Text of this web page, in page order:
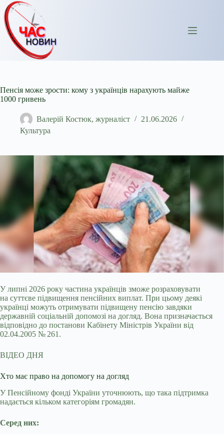
Перейти
до
вмісту
Пенсія може зрости: кому з українців нарахують майже
1000 гривень
Валерій Костюк, журналіст
21.06.2026
Культура
У липні 2026 року частина українців зможе розраховувати
на суттєве підвищення пенсійних виплат. При цьому деякі
українці можуть отримувати підвищену пенсію завдяки
державній соціальній допомозі на догляд. Вона призначається
відповідно до постанови Кабінету Міністрів України від
02.04.2005 № 261.
ВІДЕО ДНЯ
Хто має право на допомогу на догляд
У Пенсійному фонді України уточнюють, що така підтримка
надається кільком категоріям громадян.
Серед них: